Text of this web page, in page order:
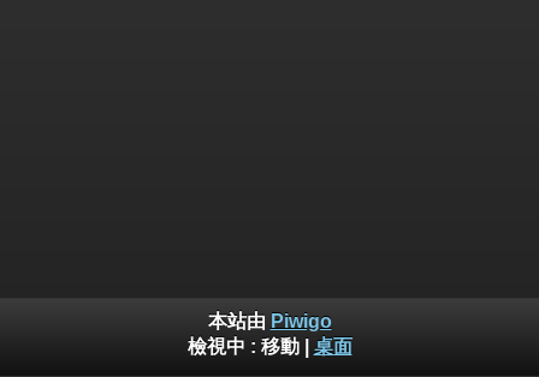
本站由 Piwigo
檢視中 : 移動| 桌面